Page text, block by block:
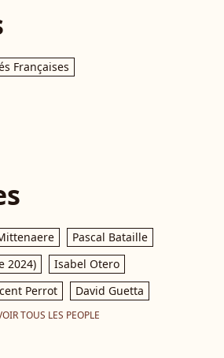
Françaises
Pascal Bataille
2024)
Isabel Otero
Perrot David Guetta
TOUS LES PEOPLE